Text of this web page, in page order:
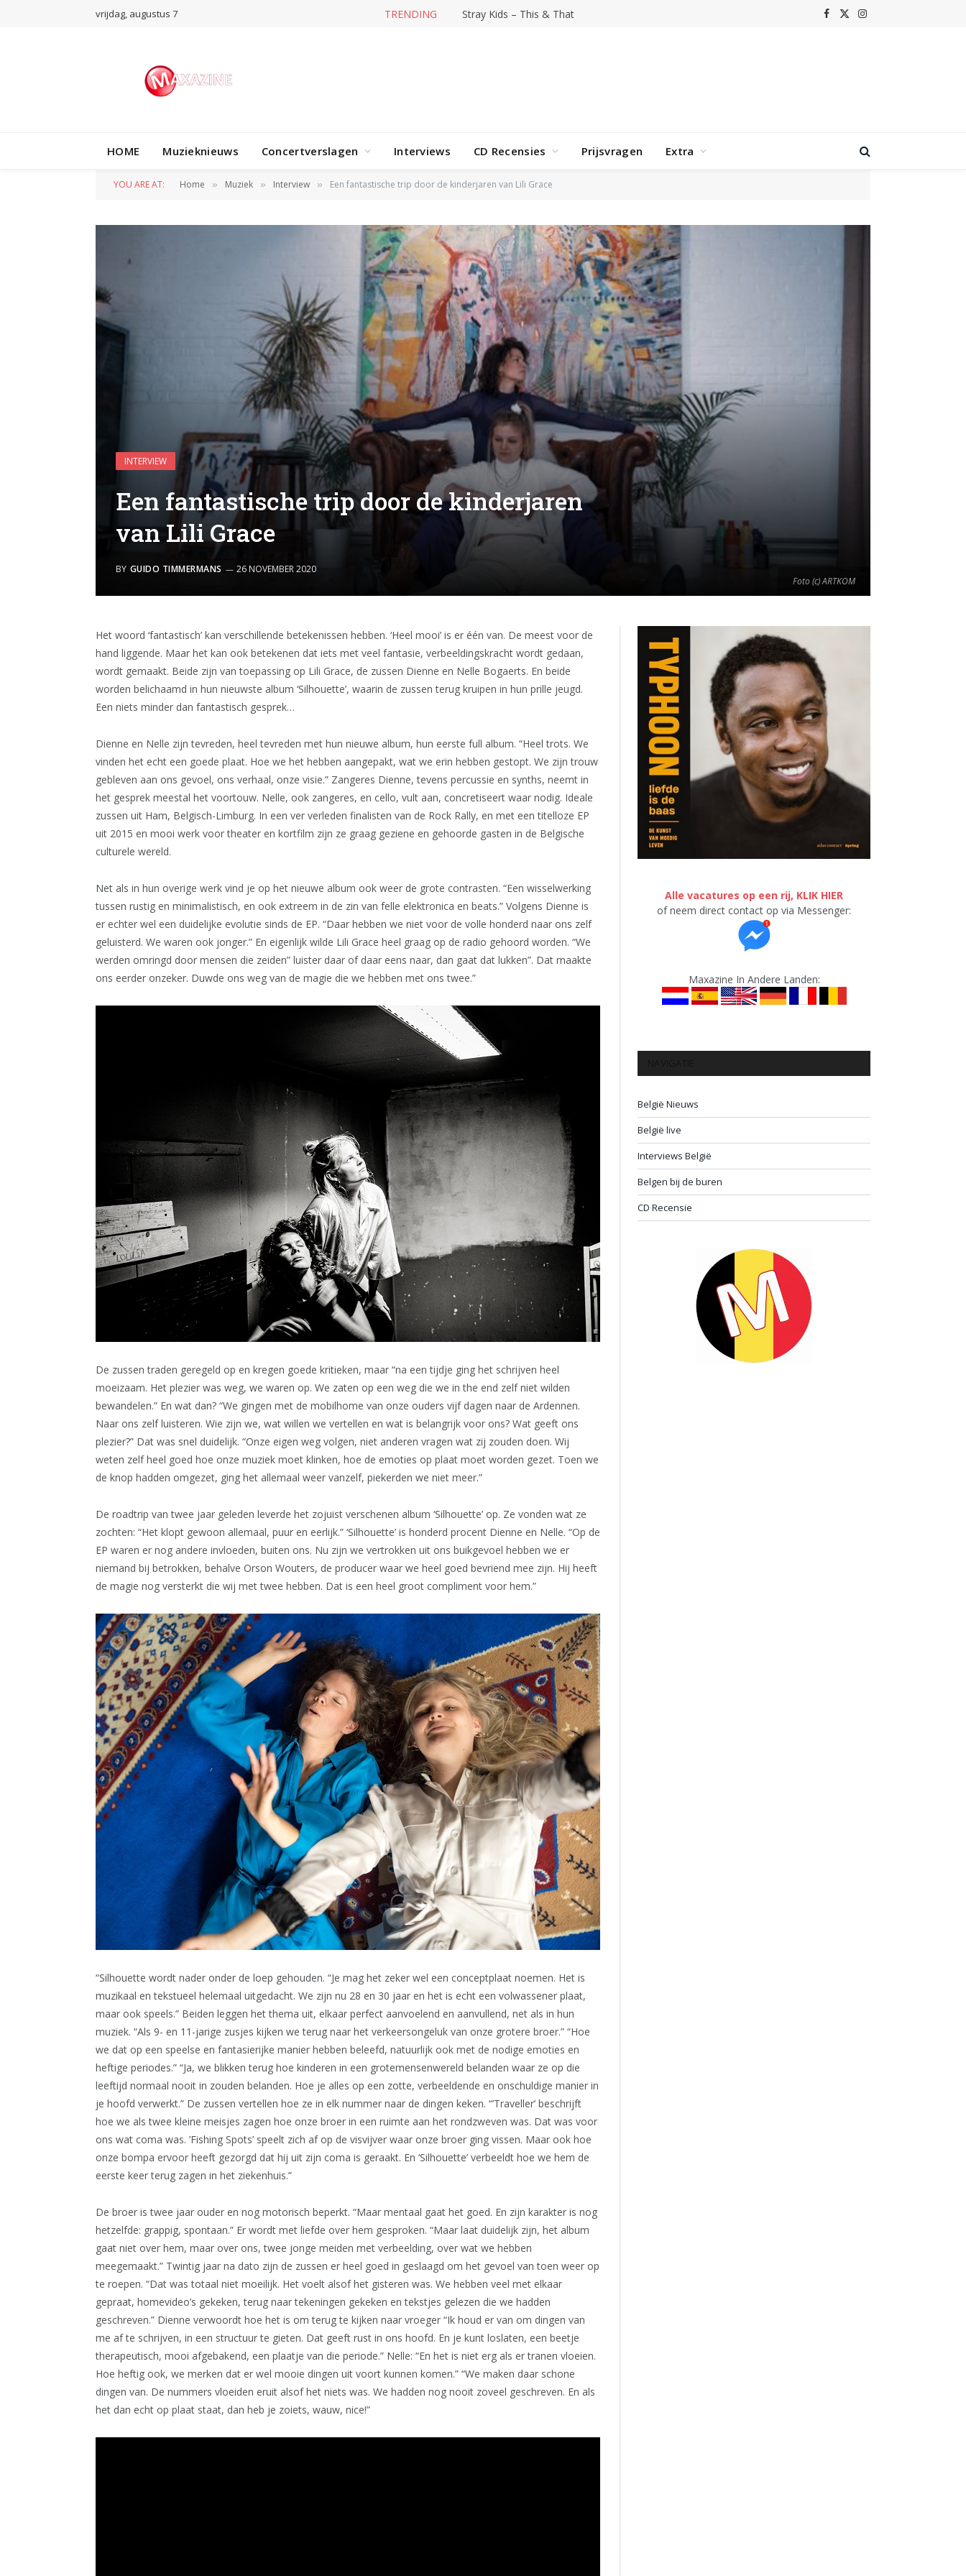
vrijdag, augustus 7 TRENDING Hit-producer William Orbit overleden Facebook
X
Instagram
HOME Muzieknieuws Concertverslagen Interviews CD Recensies Prijsvragen Extra
YOU ARE AT: Home » Muziek » Interview » Een fantastische trip door de kinderjaren van Lili Grace
Foto (c) ARTKOM
INTERVIEW
Een fantastische trip door de kinderjaren
van Lili Grace
BY GUIDO TIMMERMANS 26 NOVEMBER 2020
Het woord ‘fantastisch’ kan verschillende betekenissen hebben. ‘Heel mooi’ is er één van. De meest voor de
hand liggende. Maar het kan ook betekenen dat iets met veel fantasie, verbeeldingskracht wordt gedaan,
wordt gemaakt. Beide zijn van toepassing op Lili Grace, de zussen Dienne en Nelle Bogaerts. En beide
worden belichaamd in hun nieuwste album ‘Silhouette’, waarin de zussen terug kruipen in hun prille jeugd.
Een niets minder dan fantastisch gesprek…
Dienne en Nelle zijn tevreden, heel tevreden met hun nieuwe album, hun eerste full album. “Heel trots. We
vinden het echt een goede plaat. Hoe we het hebben aangepakt, wat we erin hebben gestopt. We zijn trouw
gebleven aan ons gevoel, ons verhaal, onze visie.” Zangeres Dienne, tevens percussie en synths, neemt in
het gesprek meestal het voortouw. Nelle, ook zangeres, en cello, vult aan, concretiseert waar nodig. Ideale
zussen uit Ham, Belgisch-Limburg. In een ver verleden finalisten van de Rock Rally, en met een titelloze EP
uit 2015 en mooi werk voor theater en kortfilm zijn ze graag geziene en gehoorde gasten in de Belgische
culturele wereld.
Net als in hun overige werk vind je op het nieuwe album ook weer de grote contrasten. “Een wisselwerking
tussen rustig en minimalistisch, en ook extreem in de zin van felle elektronica en beats.” Volgens Dienne is
er echter wel een duidelijke evolutie sinds de EP. “Daar hebben we niet voor de volle honderd naar ons zelf
geluisterd. We waren ook jonger.” En eigenlijk wilde Lili Grace heel graag op de radio gehoord worden. “We
werden omringd door mensen die zeiden” luister daar of daar eens naar, dan gaat dat lukken”. Dat maakte
ons eerder onzeker. Duwde ons weg van de magie die we hebben met ons twee.”
De zussen traden geregeld op en kregen goede kritieken, maar “na een tijdje ging het schrijven heel
moeizaam. Het plezier was weg, we waren op. We zaten op een weg die we in the end zelf niet wilden
bewandelen.” En wat dan? “We gingen met de mobilhome van onze ouders vijf dagen naar de Ardennen.
Naar ons zelf luisteren. Wie zijn we, wat willen we vertellen en wat is belangrijk voor ons? Wat geeft ons
plezier?” Dat was snel duidelijk. “Onze eigen weg volgen, niet anderen vragen wat zij zouden doen. Wij
weten zelf heel goed hoe onze muziek moet klinken, hoe de emoties op plaat moet worden gezet. Toen we
de knop hadden omgezet, ging het allemaal weer vanzelf, piekerden we niet meer.”
De roadtrip van twee jaar geleden leverde het zojuist verschenen album ‘Silhouette’ op. Ze vonden wat ze
zochten: “Het klopt gewoon allemaal, puur en eerlijk.” ‘Silhouette’ is honderd procent Dienne en Nelle. “Op de
EP waren er nog andere invloeden, buiten ons. Nu zijn we vertrokken uit ons buikgevoel hebben we er
niemand bij betrokken, behalve Orson Wouters, de producer waar we heel goed bevriend mee zijn. Hij heeft
de magie nog versterkt die wij met twee hebben. Dat is een heel groot compliment voor hem.”
“Silhouette wordt nader onder de loep gehouden. “Je mag het zeker wel een conceptplaat noemen. Het is
muzikaal en tekstueel helemaal uitgedacht. We zijn nu 28 en 30 jaar en het is echt een volwassener plaat,
maar ook speels.” Beiden leggen het thema uit, elkaar perfect aanvoelend en aanvullend, net als in hun
muziek. “Als 9- en 11-jarige zusjes kijken we terug naar het verkeersongeluk van onze grotere broer.” “Hoe
we dat op een speelse en fantasierijke manier hebben beleefd, natuurlijk ook met de nodige emoties en
heftige periodes.” “Ja, we blikken terug hoe kinderen in een grotemensenwereld belanden waar ze op die
leeftijd normaal nooit in zouden belanden. Hoe je alles op een zotte, verbeeldende en onschuldige manier in
je hoofd verwerkt.” De zussen vertellen hoe ze in elk nummer naar de dingen keken. “’Traveller’ beschrijft
hoe we als twee kleine meisjes zagen hoe onze broer in een ruimte aan het rondzweven was. Dat was voor
ons wat coma was. ’Fishing Spots’ speelt zich af op de visvijver waar onze broer ging vissen. Maar ook hoe
onze bompa ervoor heeft gezorgd dat hij uit zijn coma is geraakt. En ‘Silhouette’ verbeeldt hoe we hem de
eerste keer terug zagen in het ziekenhuis.”
De broer is twee jaar ouder en nog motorisch beperkt. “Maar mentaal gaat het goed. En zijn karakter is nog
hetzelfde: grappig, spontaan.” Er wordt met liefde over hem gesproken. “Maar laat duidelijk zijn, het album
gaat niet over hem, maar over ons, twee jonge meiden met verbeelding, over wat we hebben
meegemaakt.” Twintig jaar na dato zijn de zussen er heel goed in geslaagd om het gevoel van toen weer op
te roepen. “Dat was totaal niet moeilijk. Het voelt alsof het gisteren was. We hebben veel met elkaar
gepraat, homevideo’s gekeken, terug naar tekeningen gekeken en tekstjes gelezen die we hadden
geschreven.” Dienne verwoordt hoe het is om terug te kijken naar vroeger “Ik houd er van om dingen van
me af te schrijven, in een structuur te gieten. Dat geeft rust in ons hoofd. En je kunt loslaten, een beetje
therapeutisch, mooi afgebakend, een plaatje van die periode.” Nelle: “En het is niet erg als er tranen vloeien.
Hoe heftig ook, we merken dat er wel mooie dingen uit voort kunnen komen.” “We maken daar schone
dingen van. De nummers vloeiden eruit alsof het niets was. We hadden nog nooit zoveel geschreven. En als
het dan echt op plaat staat, dan heb je zoiets, wauw, nice!”
Alle vacatures op een rij, KLIK HIER
of neem direct contact op via Messenger:
Maxazine In Andere Landen:
België Nieuws
België live
Interviews België
Belgen bij de buren
CD Recensie